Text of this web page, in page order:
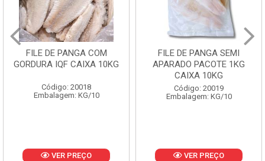
FILE DE PANGA SEMI
APARADO PACOTE 1KG
Código: 20019
Embalagem: KG/10
VER PREÇO
POLACA DESFIADA
PESCAMARES PCT5KG
CX10KG
Código: 20161
Embalagem: KG/10
VER PREÇO